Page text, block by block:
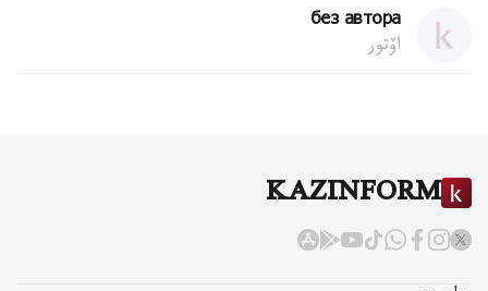
без автора
اۆتور
KAZINFORM